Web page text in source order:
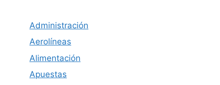
Administración
Aerolíneas
Alimentación
Apuestas